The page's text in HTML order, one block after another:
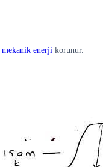
mekanik enerji korunur.